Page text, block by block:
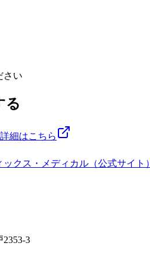
さい
る
細はこちら
ックス・メディカル（公式サイト
3